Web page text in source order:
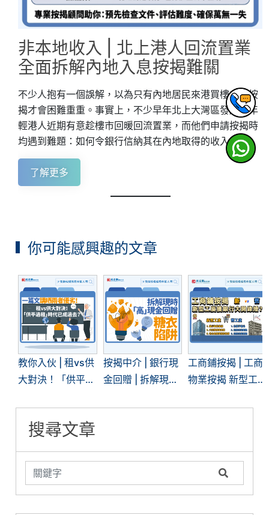
非本地收入 | 北上港人回流置業
全面拆解內地入息按揭難關
不少人抱有一個誤解，以為只有內地居民來港買樓申請按
揭才會困難重重。事實上，不少早年北上大灣區發展的年
輕港人近期有意趁樓市回暖回流置業，而他們申請按揭時
均遇到難題：如何令銀行信納其在內地取得的收入？
了解更多
你可能感興趣的文章
教你入伙 | 租vs供
大對決！「供平過
按揭中介 | 銀行現
金回贈 | 拆解現時
工商鋪按揭 | 工商
物業按揭 新型工
搜尋文章